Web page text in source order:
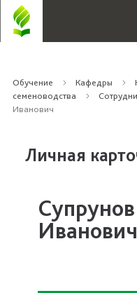
Обучение Кафедры
семеноводства
Иванович
Личная
Иванович